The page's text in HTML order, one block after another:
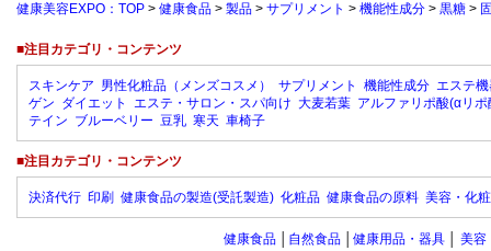
健康美容EXPO：TOP > 健康食品 > 製品 > サプリメント > 機能性成分 > 黒糖 >
■注目カテゴリ・コンテンツ
スキンケア 男性化粧品（メンズコスメ） サプリメント 機能性成分 エステ
ゲン ダイエット エステ・サロン・スパ向け 大麦若葉 アルファリポ酸(αリポ
テイン ブルーベリー 豆乳 寒天 車椅子
■注目カテゴリ・コンテンツ
決済代行 印刷 健康食品の製造(受託製造) 化粧品 健康食品の原料 美容・化
健康食品 自然食品 健康用品・器具 美容